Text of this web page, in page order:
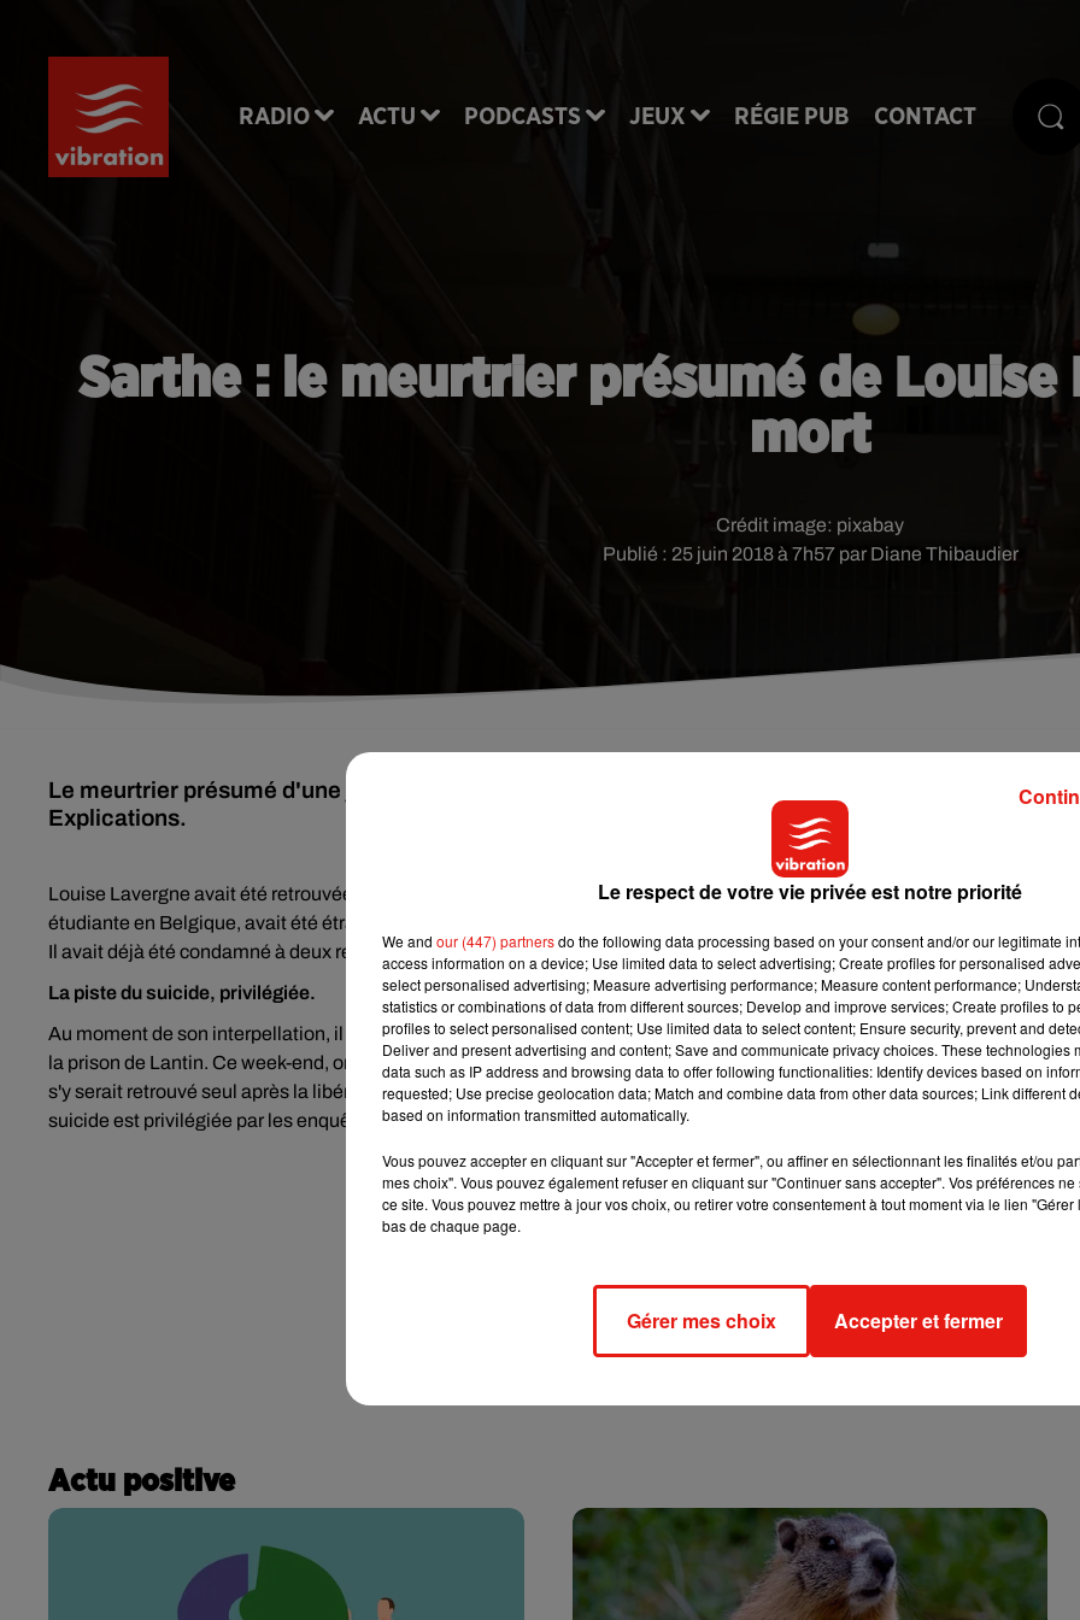
RADIO ACTU PODCASTS JEUX RÉGIE PUB CONTACT
Sarthe : le meurtrier présumé de
mort
Publié : 25 juin 2018 à 7h57 par Diane Thibaudier
Crédit image: pixabay
Le meurtrier présumé d'une jeune Sarthoise a été retrouvé sans vie dans sa cellule en Belgique.
Explications.
Louise Lavergne avait été retrouvée morte dans son appartement de Liège à l'automne dernier. La jeune Sarthoise,
étudiante en Belgique, avait été étranglée et poignardée. Son voisin avait été interpellé et mis en examen dans cette
Il avait déjà été condamné à deux reprises pour viols et se trouvait en libération conditionnelle.
La piste du suicide, privilégiée.
Au moment de son interpellation, il avait reconnu avoir poignardé la jeune femme et avait été placé en détention
la prison de Lantin. Ce week-end, on a appris que l'homme de 55 ans avait été retrouvé mort dans sa cellule en Belgique. Il
s'y serait retrouvé seul après la libération de son co-détenu selon nos confrères duParisien. Pour le moment, la piste du
suicide est privilégiée par les enquêteurs.
Actu positive
Le respect de votre vie privée est notre priorité
We and our (447) partnersdo the following data processing based on your consent and/or our legitimate
access information on a device; Use limited data to select advertising; Create profiles for personalised
select personalised advertising; Measure advertising performance; Measure content performance;
statistics or combinations of data from different sources; Develop and improve services; Create profiles to
profiles to select personalised content; Use limited data to select content; Ensure security, prevent and
Deliver and present advertising and content; Save and communicate privacy choices. These technologies
data such as IP address and browsing data to offer following functionalities: Identify devices based on
requested; Use precise geolocation data; Match and combine data from other data sources; Link different
based on information transmitted automatically.
Vous pouvez accepter en cliquant sur "Accepter et fermer", ou affiner en sélectionnant les finalités et/ou
mes choix". Vous pouvez également refuser en cliquant sur "Continuer sans accepter". Vos préférences
ce site. Vous pouvez mettre à jour vos choix, ou retirer votre consentement à tout moment via le lien
bas de chaque page.
Gérer mes choix Accepter et fermer